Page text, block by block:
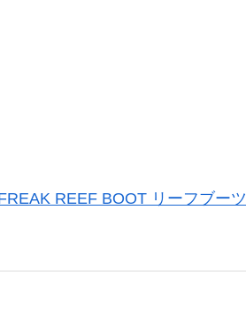
REEF BOOT リーフブーツ